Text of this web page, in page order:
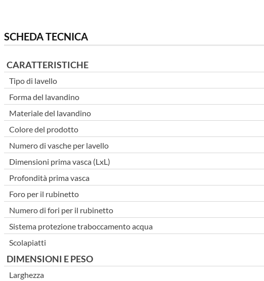
SCHEDA TECNICA
CARATTERISTICHE
Tipo di lavello
Forma del lavandino
Materiale del lavandino
Colore del prodotto
Numero di vasche per lavello
Dimensioni prima vasca (LxL)
Profondità prima vasca
Foro per il rubinetto
Numero di fori per il rubinetto
Sistema protezione traboccamento acqua
Scolapiatti
DIMENSIONI E PESO
Larghezza